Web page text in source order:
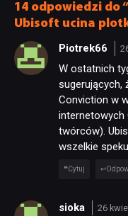
14 odpowiedzi do
Ubisoft ucina
Piotrek66
W ostatnich
sugerujących,
Conviction w
internetowych
twórców).
wszelkie
Cytuj
sioka 26